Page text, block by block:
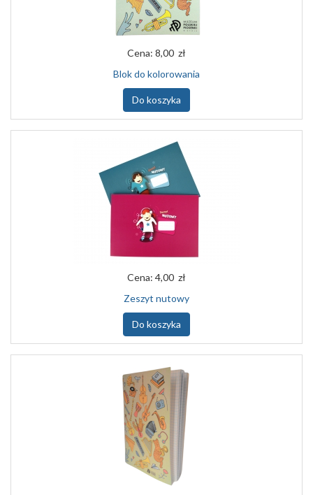
Cena: 8,00 zł
Blok do kolorowania
Do koszyka
Cena: 4,00 zł
Zeszyt nutowy
Do koszyka